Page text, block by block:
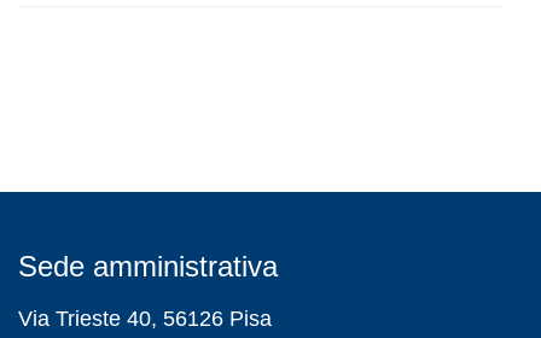
Sede amministrativa
Via Trieste 40, 56126 Pisa